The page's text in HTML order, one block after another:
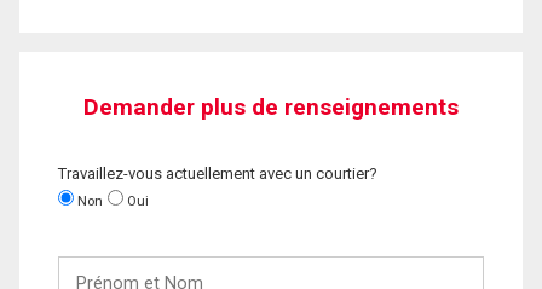
Demander plus de renseignements
Travaillez-vous actuellement avec un courtier?
Non Oui